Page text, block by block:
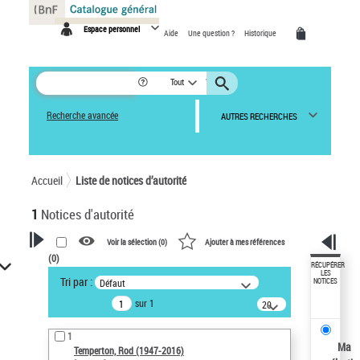
Espace personnel Aide Une question ? Historique
Tout
Recherche avancée AUTRES RECHERCHES
Accueil Liste de notices d’autorité
1 Notices d'autorité
VOTRE RECHERCHE
Recherche avancée dans les
notices d’autorité
Œuvres liées à l'auteur :
Temperton, Rod (1947-2016)
Voir la sélection (0) Ajouter à mes références
(0)
Tri par : Défaut
sur 1
20
résultats/page
1
Temperton, Rod (1947-2016)
RÉCUPÉRER
LES
NOTICES
Ma
Panneau de gestion des cookies